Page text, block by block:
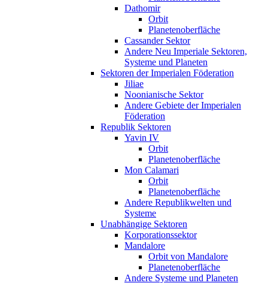
Dathomir
Orbit
Planetenoberfläche
Cassander Sektor
Andere Neu Imperiale Sektoren,
Systeme und Planeten
Sektoren der Imperialen Föderation
Jiliae
Noonianische Sektor
Andere Gebiete der Imperialen
Föderation
Republik Sektoren
Yavin IV
Orbit
Planetenoberfläche
Mon Calamari
Orbit
Planetenoberfläche
Andere Republikwelten und
Systeme
Unabhängige Sektoren
Korporationssektor
Mandalore
Orbit von Mandalore
Planetenoberfläche
Andere Systeme und Planeten